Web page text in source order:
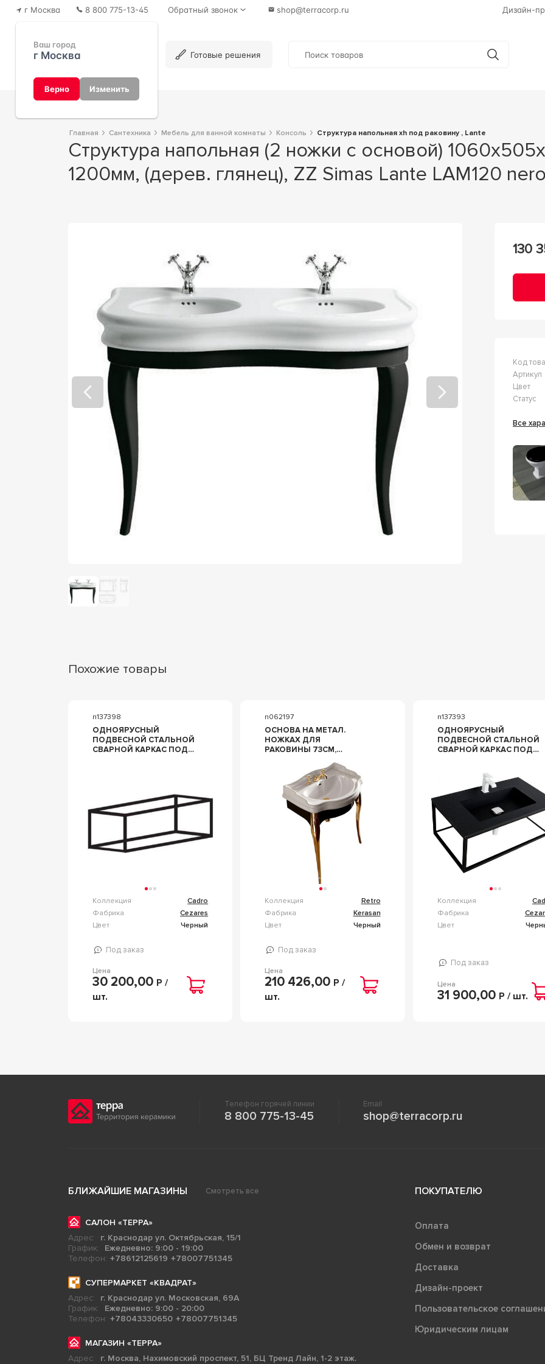
г Москва
Ваш город
г Москва
Верно Изменить
8 800 775-13-45 Обратный звонок shop@terracorp.ru Дизайн-
Готовые решения
Главная Сантехника Мебель для ванной комнаты Консоль Структура напольная хh под раковину , Lante
Структура напольная (2 ножки с основой) 1060х505хh755мм, под раковину
1200мм, (дерев. глянец), ZZ Simas Lante LAM120 nero
130
Код
Артикул
Цвет
Статус
Все
Похожие товары
n137398
ОДНОЯРУСНЫЙ
ПОДВЕСНОЙ СТАЛЬНОЙ
СВАРНОЙ КАРКАС ПОД
100/46/30-1C-SO-MET-ST
Коллекция
Cadro
Фабрика
Cezares
Цвет
Черный
Под заказ
Цена
30 200,00 Р /
шт.
n062197
ОСНОВА НА МЕТАЛ.
НОЖКАХ ДЛЯ
РАКОВИНЫ 73СМ,
ЦВ.ЧЁРНЫЙ ЛАК, НОЖКИ
ЦВ.ЗОЛОТО), ZZ
KERASAN RETRO 7362К3
Коллекция
Retro
Фабрика
Kerasan
Цвет
Черный
Под заказ
Цена
210 426,00 Р /
шт.
n137393
ОДНОЯРУСНЫЙ
ПОДВЕСНОЙ СТАЛЬНОЙ
СВАРНОЙ КАРКАС ПОД
CADRO CADRO-80/46/30-
1C-SO-MET-ST
Коллекция
Фабрика
Цвет
Под заказ
Цена
31 900,00 Р / шт.
Телефон горячей линии
8 800 775-13-45
Email
shop@terracorp.ru
БЛИЖАЙШИЕ МАГАЗИНЫ Смотреть все
САЛОН «ТЕРРА»
Адрес:
г. Краснодар ул. Октябрьская, 15/1
График:
Ежедневно: 9:00 - 19:00
Телефон: +78612125619 +78007751345
СУПЕРМАРКЕТ «КВАДРАТ»
Адрес:
г. Краснодар ул. Московская, 69А
График:
Ежедневно: 9:00 - 20:00
Телефон: +78043330650 +78007751345
МАГАЗИН «ТЕРРА»
Адрес:
г. Москва, Нахимовский проспект, 51, БЦ Тренд Лайн, 1-2 этаж.
ПОКУПАТЕЛЮ
Оплата
Обмен и возврат
Доставка
Дизайн-проект
Пользовательское
Юридическим лицам